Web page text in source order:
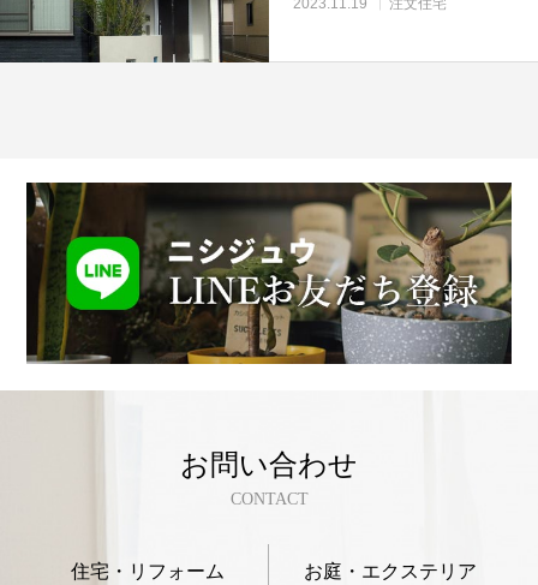
お問い合わせ
CONTACT
住宅・リフォーム お庭・エクステリア